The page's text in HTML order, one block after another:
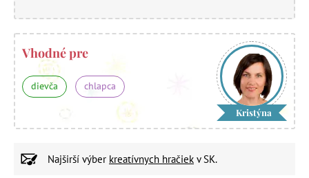
Vhodné pre
dievča chlapca
Kristýna
Najširší výber kreatívnych hračiek v SK.